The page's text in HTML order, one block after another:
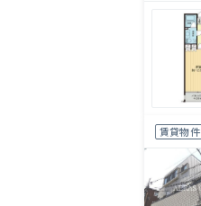
賃貸物件